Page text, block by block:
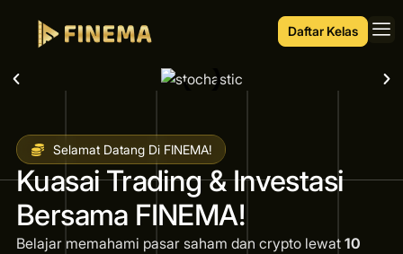
Daftar Kelas
Selamat Datang Di FINEMA!
Kuasai Trading & Investasi
Bersama FINEMA!
Belajar memahami pasar saham dan crypto lewat 10